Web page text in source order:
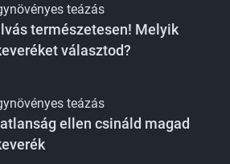
teázás
természetesen! Melyik
választod?
teázás
ellen csináld magad